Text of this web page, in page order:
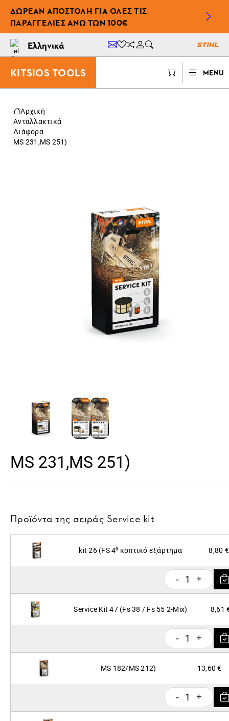
ΔΩΡΕΆΝ ΑΠΟΣΤΟΛΉ ΓΙΑ ΌΛΕΣ ΤΙΣ
ΠΑΡΑΓΓΕΛΊΕΣ ΆΝΩ ΤΩΝ 100€
Ελληνικά
KITSIOS TOOLS MENU
Αρχική
Ανταλλακτικά
Διάφορα
MS 231,MS 251)
MS 231,MS 251)
Προϊόντα της σειράς Service kit
kit 26 (FS 4⁰ κοπτικό εξάρτημα 8,80 €
- 1 +
Service Kit 47 (Fs 38 / Fs 55 2-Mix) 8,61
- 1 +
MS 182/MS 212) 13,60 €
- 1 +